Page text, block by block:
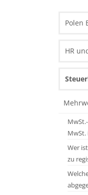
Polen
HR
MwSt.
Wer
zu